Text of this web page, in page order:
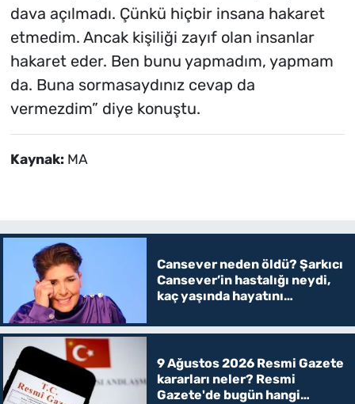
dava açılmadı. Çünkü hiçbir insana hakaret
etmedim. Ancak kişiliği zayıf olan insanlar
hakaret eder. Ben bunu yapmadım, yapmam
da. Buna sormasaydınız cevap da
vermezdim” diye konuştu.
Kaynak: MA
Cansever neden öldü? Şarkıcı
Cansever’in hastalığı neydi,
kaç yaşında hayatını
9 Ağustos 2026 Resmi Gazete
kararları neler? Resmi
Gazete'de bugün hangi